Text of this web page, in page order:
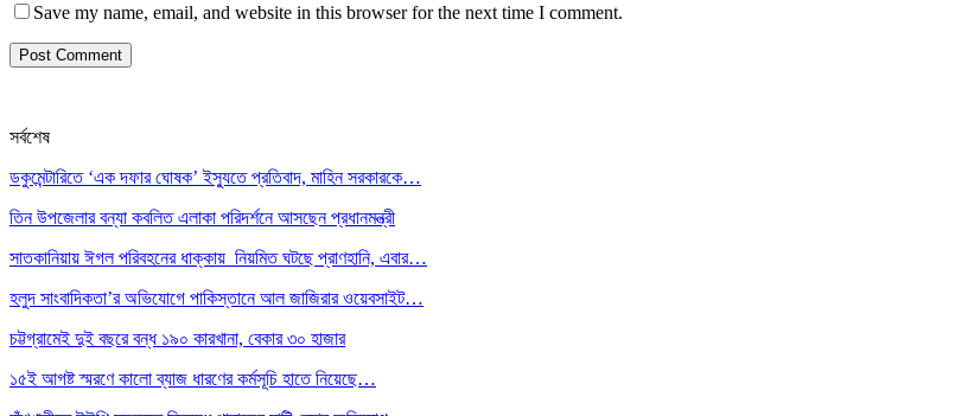
Save my name, email, and website in this browser for the next time I comment.
সর্বশেষ
ডকুমেন্টারিতে ‘এক দফার ঘোষক’ ইস্যুতে প্রতিবাদ, মাহিন সরকারকে…
তিন উপজেলার বন্যা কবলিত এলাকা পরিদর্শনে আসছেন প্রধানমন্ত্রী
সাতকানিয়ায় ঈগল পরিবহনের ধাক্কায় নিয়মিত ঘটছে প্রাণহানি, এবার…
হলুদ সাংবাদিকতা’র অভিযোগে পাকিস্তানে আল জাজিরার ওয়েবসাইট…
চট্টগ্রামেই দুই বছরে বন্ধ ১৯০ কারখানা, বেকার ৩০ হাজার
১৫ই আগষ্ট স্মরণে কালো ব্যাজ ধারণের কর্মসূচি হাতে নিয়েছে…